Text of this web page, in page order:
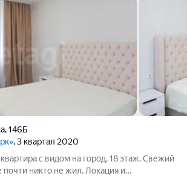
,146Б
, 3 квартал 2020
с видом на город, 18 этаж. Свежий
никто не жил. Локация и